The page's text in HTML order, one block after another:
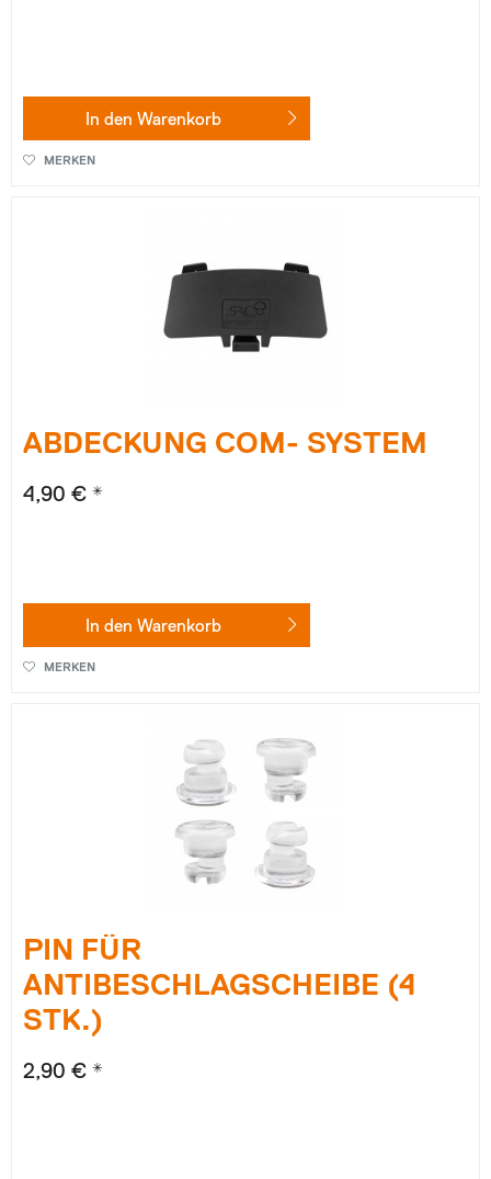
In den Warenkorb
MERKEN
ABDECKUNG COM- SYSTEM
4,90 € *
In den Warenkorb
MERKEN
PIN FÜR
ANTIBESCHLAGSCHEIBE (4
STK.)
2,90 € *